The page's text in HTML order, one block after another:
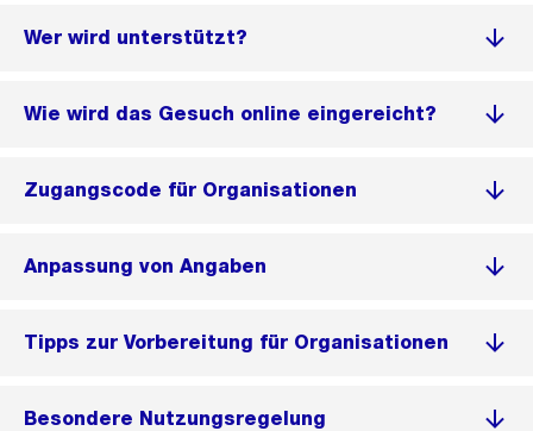
Wer wird unterstützt?
Wie wird das Gesuch online eingereicht?
Zugangscode für Organisationen
Anpassung von Angaben
Tipps zur Vorbereitung für Organisationen
Besondere Nutzungsregelung